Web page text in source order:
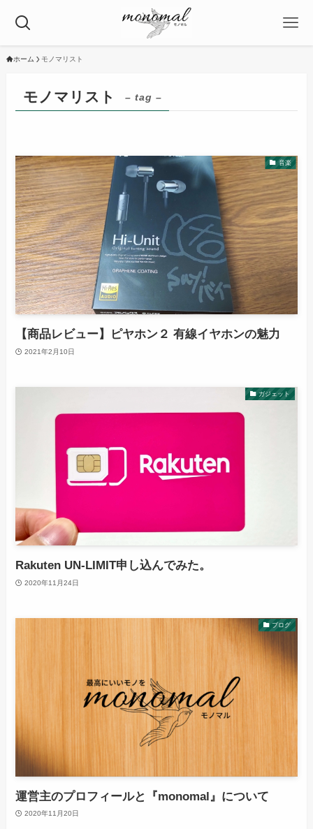
ホーム モノマリスト
モノマリスト – tag –
音楽
【商品レビュー】ピヤホン２ 有線イヤホンの魅力
2021年2月10日
ガジェット
Rakuten UN-LIMIT申し込んでみた。
2020年11月24日
ブログ
運営主のプロフィールと『monomal』について
2020年11月20日